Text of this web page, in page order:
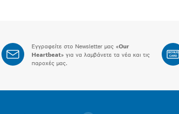
Εγγραφείτε στο Newsletter μας «Our
Heartbeat» για να λαμβάνετε τα νέα και τις
παροχές μας.
BONUS
CARD